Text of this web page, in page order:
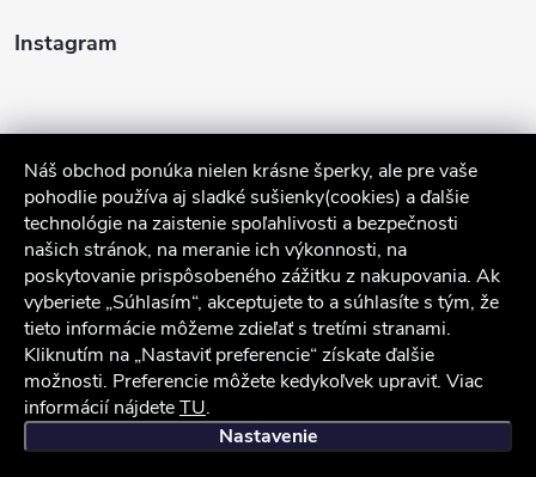
Náš obchod ponúka nielen krásne šperky, ale pre vaše
pohodlie používa aj sladké sušienky(cookies) a ďalšie
technológie na zaistenie spoľahlivosti a bezpečnosti
našich stránok, na meranie ich výkonnosti, na
poskytovanie prispôsobeného zážitku z nakupovania. Ak
vyberiete „Súhlasím“, akceptujete to a súhlasíte s tým, že
tieto informácie môžeme zdieľať s tretími stranami.
Kliknutím na „Nastaviť preferencie“ získate ďalšie
možnosti. Preferencie môžete kedykoľvek upraviť. Viac
informácií nájdeteTU.
Nastavenie
Instagram
Sledovať na Instagrame
Služby zákazníkom
iocel.sk Obchodné podmienky Ochrana osobných údajov